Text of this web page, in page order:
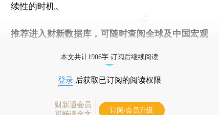
续性的时机。
推荐进入 财新数据库 ，可随时查阅全球及中国宏观
本文共计1906字 订阅后继续阅读
登录 后获取已订阅的阅读权限
财新通会员
订阅/会员升级